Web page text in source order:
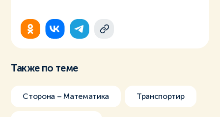
Также по теме
Сторона – Математика Транспортир